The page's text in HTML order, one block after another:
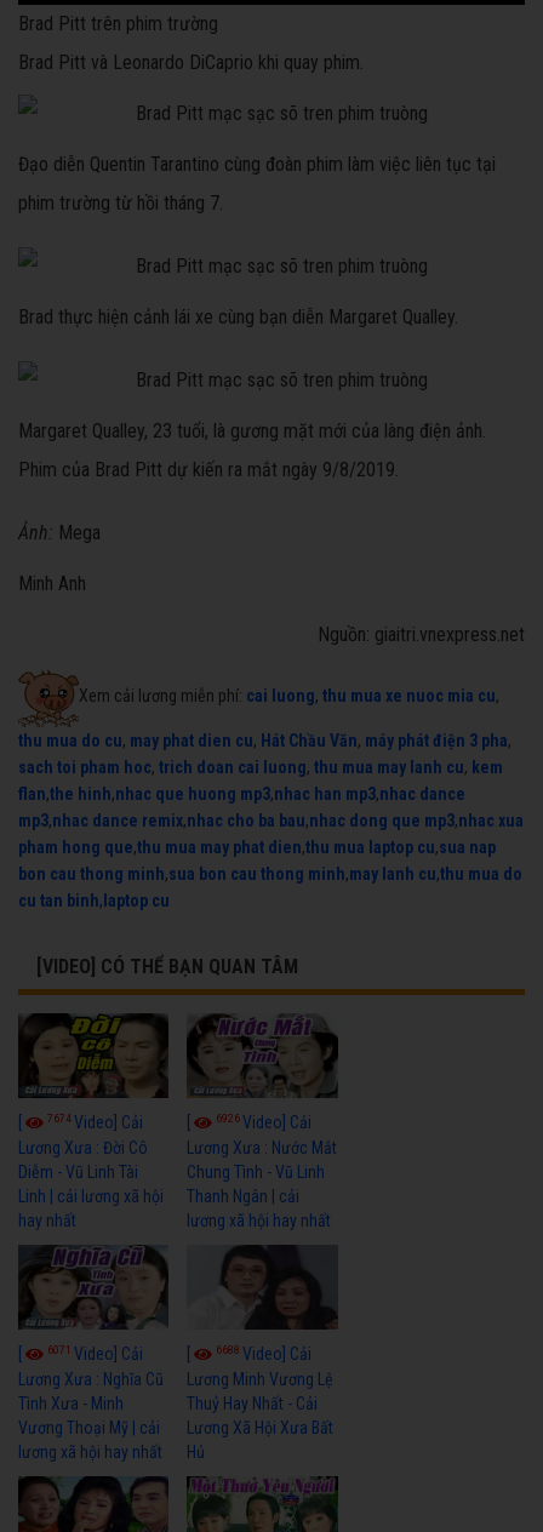
Brad Pitt trên phim trường
Brad Pitt và Leonardo DiCaprio khi quay phim.
Đạo diễn Quentin Tarantino cùng đoàn phim làm việc liên tục tại
phim trường từ hồi tháng 7.
Brad thực hiện cảnh lái xe cùng bạn diễn Margaret Qualley.
Margaret Qualley, 23 tuổi, là gương mặt mới của làng điện ảnh.
Phim của Brad Pitt dự kiến ra mắt ngày 9/8/2019.
Ảnh: Mega
Minh Anh
Nguồn: giaitri.vnexpress.net
Xem cải lương miễn phí: cai luong, thu mua xe nuoc mia cu,
thu mua do cu, may phat dien cu, Hát Chầu Văn, máy phát điện 3 pha,
sach toi pham hoc, trich doan cai luong, thu mua may lanh cu, kem
flan,the hinh,nhac que huong mp3,nhac han mp3,nhac dance
mp3,nhac dance remix,nhac cho ba bau,nhac dong que mp3,nhac xua
pham hong que,thu mua may phat dien,thu mua laptop cu,sua nap
bon cau thong minh,sua bon cau thong minh,may lanh cu,thu mua do
cu tan binh, laptop cu
[VIDEO] CÓ THỂ BẠN QUAN TÂM
7674Video] Cải
Lương Xưa : Đời Cô
Diễm - Vũ Linh Tài
Linh | cải lương xã hội
hay nhất
6926Video] Cải
Lương Xưa : Nước Mắt
Chung Tình - Vũ Linh
Thanh Ngân | cải
lương xã hội hay nhất
6071 Video] Cải
Lương Xưa : Nghĩa Cũ
Tình Xưa - Minh
Vương Thoại Mỹ | cải
lương xã hội hay nhất
6688Video] Cải
Lương Minh Vương Lệ
Thuỷ Hay Nhất - Cải
Lương Xã Hội Xưa Bất
Hủ